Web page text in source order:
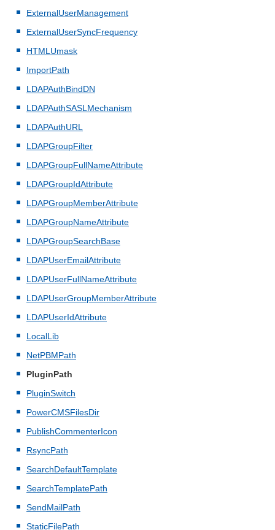
ExternalUserManagement
ExternalUserSyncFrequency
HTMLUmask
ImportPath
LDAPAuthBindDN
LDAPAuthSASLMechanism
LDAPAuthURL
LDAPGroupFilter
LDAPGroupFullNameAttribute
LDAPGroupIdAttribute
LDAPGroupMemberAttribute
LDAPGroupNameAttribute
LDAPGroupSearchBase
LDAPUserEmailAttribute
LDAPUserFullNameAttribute
LDAPUserGroupMemberAttribute
LDAPUserIdAttribute
LocalLib
NetPBMPath
PluginPath
PluginSwitch
PowerCMSFilesDir
PublishCommenterIcon
RsyncPath
SearchDefaultTemplate
SearchTemplatePath
SendMailPath
StaticFilePath